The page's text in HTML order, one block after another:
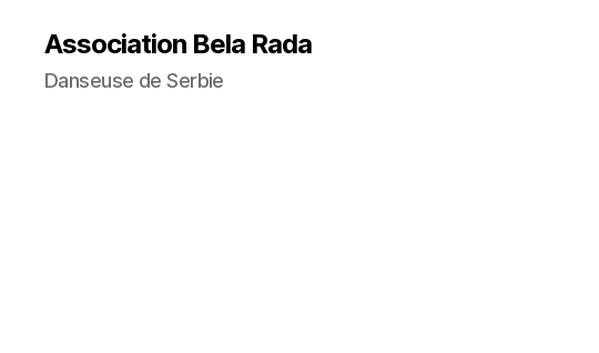
Association Bela Rada
Danseuse de Serbie